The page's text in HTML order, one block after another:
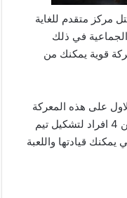
مركز متقدم للغاية
في ذلك
قوية يمكنك من
يصبح الاول على هذه المعركة
ويمكنك اللعب بشكل منفرد او اللعب مع صديقك ضمن فريق مكون في فردين او فريق مكون من 4 افراد لتشكيل تيم
قيادتها واللعبة